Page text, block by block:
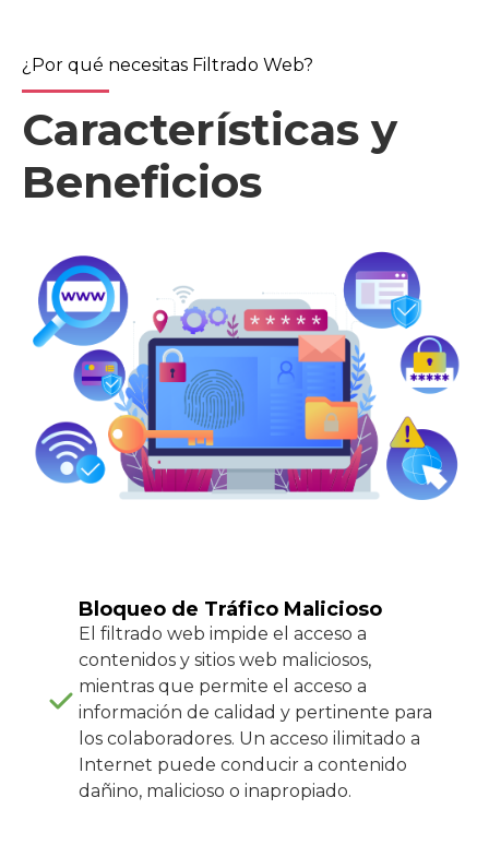
¿Por qué necesitas Filtrado Web?
Características y
Beneficios
Bloqueo de Tráfico Malicioso
El filtrado web impide el acceso a
contenidos y sitios web maliciosos,
mientras que permite el acceso a
información de calidad y pertinente para
los colaboradores. Un acceso ilimitado a
Internet puede conducir a contenido
dañino, malicioso o inapropiado.